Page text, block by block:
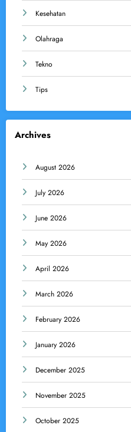
Kesehatan
Olahraga
Tekno
Tips
Archives
August 2026
July 2026
June 2026
May 2026
April 2026
March 2026
February 2026
January 2026
December 2025
November 2025
October 2025